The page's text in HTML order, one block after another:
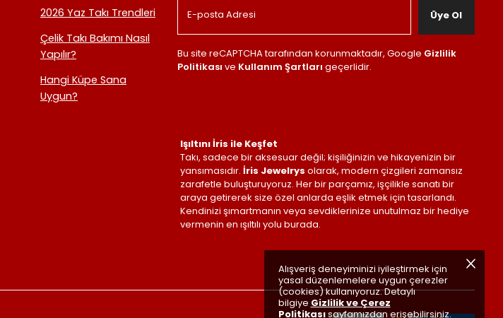
Alışveriş deneyiminizi iyileştirmek için
yasal düzenlemelere uygun çerezler
(cookies) kullanıyoruz. Detaylı
bilgiye Gizlilik ve Çerez
Politikasısayfamızdan erişebilirsiniz.
2026 Yaz Takı Trendleri
Çelik Takı Bakımı Nasıl
Yapılır?
Hangi Küpe Sana
Uygun?
Üye Ol
Bu site reCAPTCHA tarafından korunmaktadır, Google Gizlilik
Politikası ve Kullanım Şartları geçerlidir.
Işıltını İris ile Keşfet
Takı, sadece bir aksesuar değil; kişiliğinizin ve hikayenizin bir
yansımasıdır. İris Jewelrys olarak, modern çizgileri zamansız
zarafetle buluşturuyoruz. Her bir parçamız, işçilikle sanatı bir
araya getirerek size özel anlarda eşlik etmek için tasarlandı.
Kendinizi şımartmanın veya sevdiklerinize unutulmaz bir hediye
vermenin en ışıltılı yolu burada.